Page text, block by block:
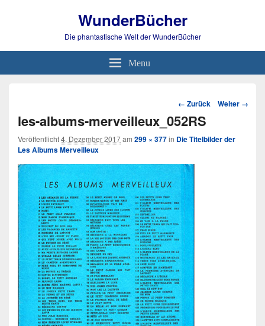
WunderBücher
Die phantastische Welt der WunderBücher
Menu
Bild-
Navigation
← Zurück Weiter →
les-albums-merveilleux_052RS
Veröffentlicht4. Dezember 2017am 299 × 377in Die Titelbilder der
Les Albums Merveilleux